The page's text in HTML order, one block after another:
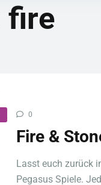
fire
0
Fire &
Lasst euch zurück
Pegasus Spiele.